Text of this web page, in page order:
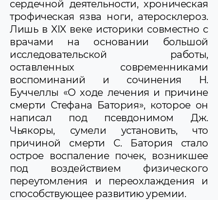
сердечной деятельности, хроническая
трофическая язва ноги, атеросклероз.
Лишь в XIX веке историки совместно с
врачами на основании большой
исследовательской работы,
оставленных современниками
воспоминаний и сочинения Н.
Буччеллы «О ходе лечения и причине
смерти Стефана Батория», которое он
написал под псевдонимом Дж.
Чьякоры, сумели установить, что
причиной смерти С. Батория стало
острое воспаление почек, возникшее
под воздействием физического
переутомления и переохлаждения и
способствующее развитию уремии.